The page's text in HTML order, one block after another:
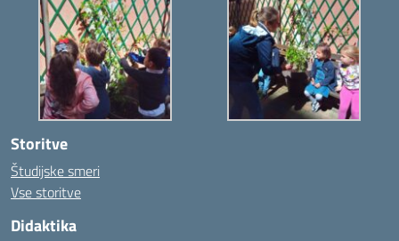
Storitve
Študijske smeri
Vse storitve
Didaktika